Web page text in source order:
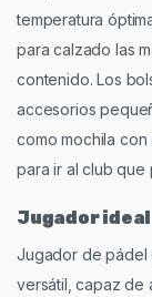
temperatura
para calzado las
contenido. Los
accesorios
como mochila
para ir al club que
Jugador ideal
Jugador de pádel
versátil, capaz de